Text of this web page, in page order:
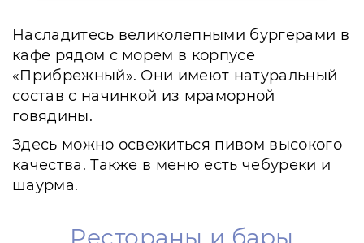
Насладитесь великолепными бургерами в
кафе рядом с морем в корпусе
«Прибрежный». Они имеют натуральный
состав с начинкой из мраморной
говядины.
Здесь можно освежиться пивом высокого
качества. Также в меню есть чебуреки и
шаурма.
Рестораны и бары